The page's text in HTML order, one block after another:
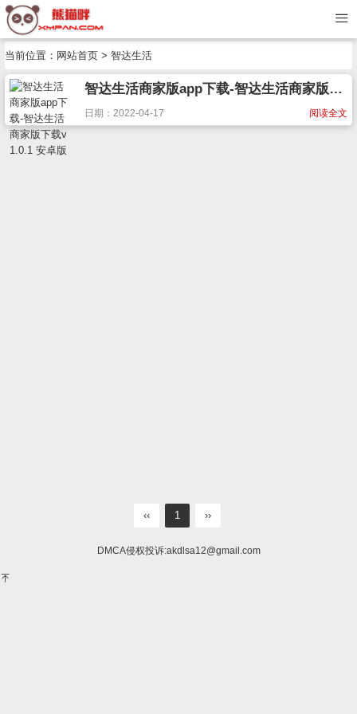
当前位置： 网站首页 > 智达生活
智达生活商家版app下载-智达生活商家版下载v1.0.1 安卓版
阅读全文
日期：2022-04-17
‹‹ 1 ››
DMCA侵权投诉:akdlsa12@gmail.com